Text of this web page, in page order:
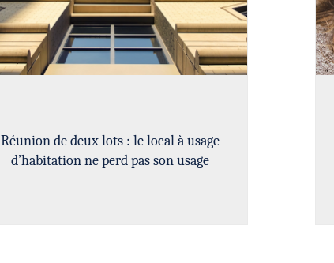
Réunion de deux lots : le local à usage
d’habitation ne perd pas son usage